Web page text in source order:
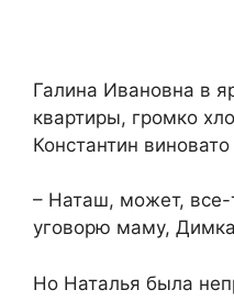
​Галина Ивановна в
квартиры, громко
Константин
​– Наташ, может,
уговорю маму,
​Но Наталья была